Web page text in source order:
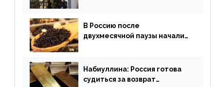
В Россию после
двухмесячной паузы начали
Набиуллина: Россия готова
судиться за возврат